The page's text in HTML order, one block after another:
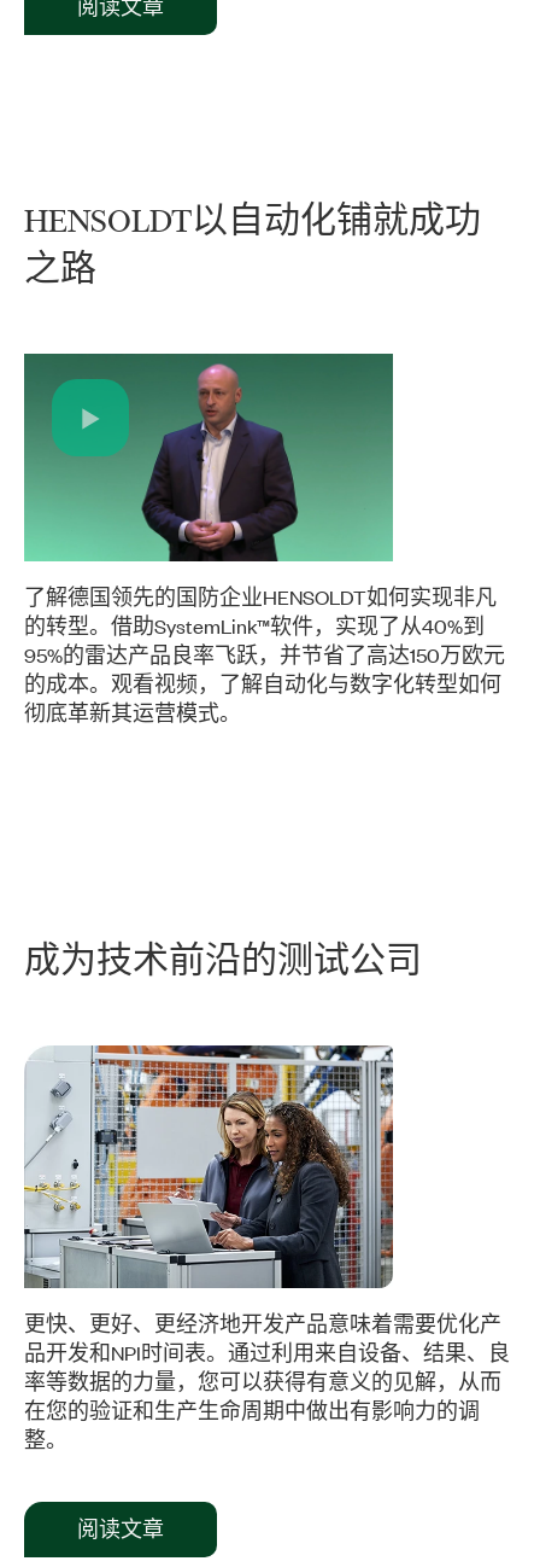
阅读文章
HENSOLDT以 自动化铺就成功
之路
了解德国领先的国防企业HENSOLDT如何实现非凡
的转型。借助SystemLink™软件，实现了从40%到
95%的雷达产品良率飞跃，并节省了高达150万欧元
的成本。观看视频，了解自动化与数字化转型如何
彻底革新其运营模式。
​成为技术前沿的测试公司
​更快、更好、更经济地开发产品意味着需要优化产
品开发和NPI时间表。通过利用来自设备、结果、良
率等数据的力量，您可以获得有意义的见解，从而
在您的验证和生产生命周期中做出有影响力的调
整。
阅读文章